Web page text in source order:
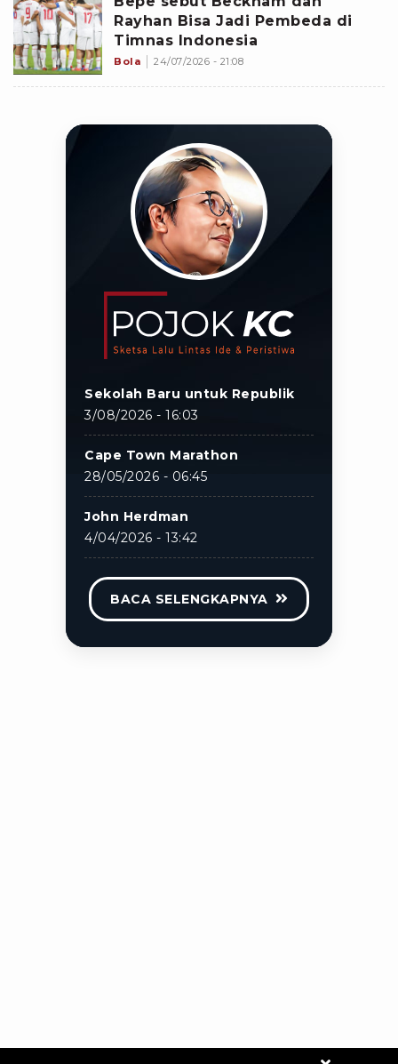
Rayhan Bisa Jadi Pembeda di
Timnas Indonesia
Bola 24/07/2026 - 21:08
Sekolah Baru untuk Republik
3/08/2026 - 16:03
Cape Town Marathon
28/05/2026 - 06:45
John Herdman
4/04/2026 - 13:42
BACA SELENGKAPNYA